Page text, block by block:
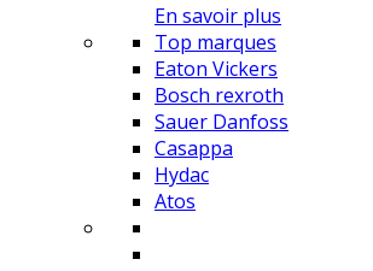
En savoir plus
Top marques
Eaton Vickers
Bosch rexroth
Sauer Danfoss
Casappa
Hydac
Atos